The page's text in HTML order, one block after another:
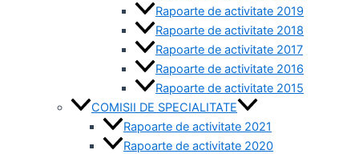
Rapoarte de activitate 2019
Rapoarte de activitate 2018
Rapoarte de activitate 2017
Rapoarte de activitate 2016
Rapoarte de activitate 2015
COMISII DE SPECIALITATE
Rapoarte de activitate 2021
Rapoarte de activitate 2020